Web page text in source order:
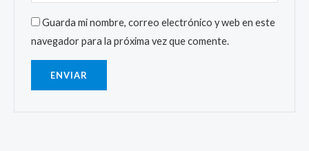
Guarda mi nombre, correo electrónico y web en este
navegador para la próxima vez que comente.